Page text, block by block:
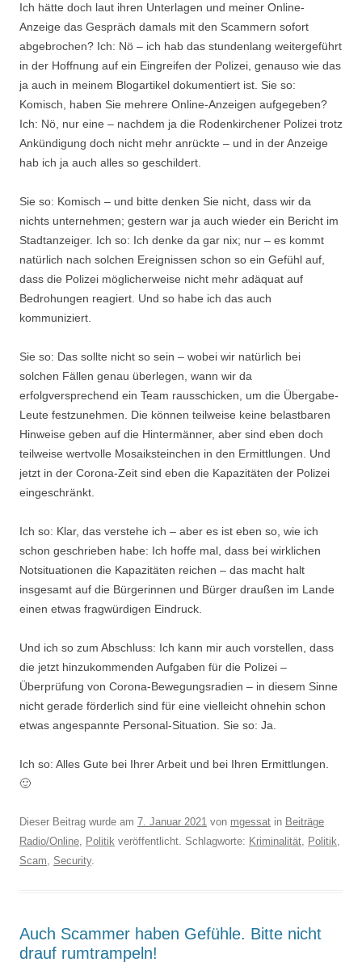
Ich hätte doch laut ihren Unterlagen und meiner Online-
Anzeige das Gespräch damals mit den Scammern sofort
abgebrochen? Ich: Nö – ich hab das stundenlang weitergeführt
in der Hoffnung auf ein Eingreifen der Polizei, genauso wie das
ja auch in meinem Blogartikel dokumentiert ist. Sie so:
Komisch, haben Sie mehrere Online-Anzeigen aufgegeben?
Ich: Nö, nur eine – nachdem ja die Rodenkirchener Polizei trotz
Ankündigung doch nicht mehr anrückte – und in der Anzeige
hab ich ja auch alles so geschildert.
Sie so: Komisch – und bitte denken Sie nicht, dass wir da
nichts unternehmen; gestern war ja auch wieder ein Bericht im
Stadtanzeiger. Ich so: Ich denke da gar nix; nur – es kommt
natürlich nach solchen Ereignissen schon so ein Gefühl auf,
dass die Polizei möglicherweise nicht mehr adäquat auf
Bedrohungen reagiert. Und so habe ich das auch
kommuniziert.
Sie so: Das sollte nicht so sein – wobei wir natürlich bei
solchen Fällen genau überlegen, wann wir da
erfolgversprechend ein Team rausschicken, um die Übergabe-
Leute festzunehmen. Die können teilweise keine belastbaren
Hinweise geben auf die Hintermänner, aber sind eben doch
teilweise wertvolle Mosaiksteinchen in den Ermittlungen. Und
jetzt in der Corona-Zeit sind eben die Kapazitäten der Polizei
eingeschränkt.
Ich so: Klar, das verstehe ich – aber es ist eben so, wie ich
schon geschrieben habe: Ich hoffe mal, dass bei wirklichen
Notsituationen die Kapazitäten reichen – das macht halt
insgesamt auf die Bürgerinnen und Bürger draußen im Lande
einen etwas fragwürdigen Eindruck.
Und ich so zum Abschluss: Ich kann mir auch vorstellen, dass
die jetzt hinzukommenden Aufgaben für die Polizei –
Überprüfung von Corona-Bewegungsradien – in diesem Sinne
nicht gerade förderlich sind für eine vielleicht ohnehin schon
etwas angespannte Personal-Situation. Sie so: Ja.
Ich so: Alles Gute bei Ihrer Arbeit und bei Ihren Ermittlungen.
🙂
Dieser Beitrag wurde am 7. Januar 2021 von mgessat in Beiträge
Radio/Online, Politik veröffentlicht. Schlagworte: Kriminalität, Politik,
Scam, Security.
Auch Scammer haben Gefühle. Bitte nicht
drauf rumtrampeln!